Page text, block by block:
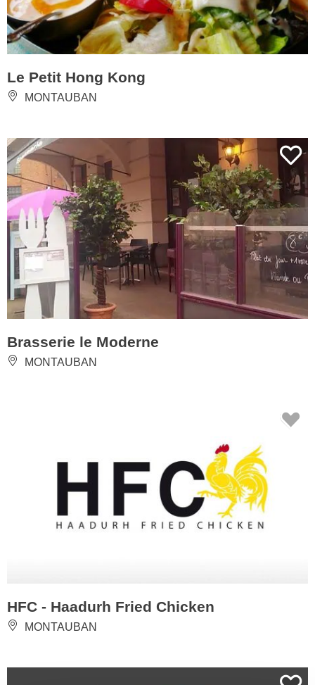
Le Petit Hong Kong
MONTAUBAN
Brasserie le Moderne
MONTAUBAN
HFC - Haadurh Fried Chicken
MONTAUBAN